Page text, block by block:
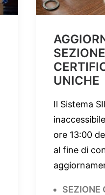
SEZIONE
UNICHE
Il Sistema
ore 13:00
al fine di
SEZIONE